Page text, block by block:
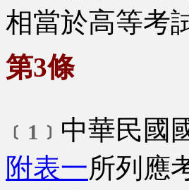
相當於高等考
第3條
﹝1﹞ 中華民國
附表一所列應